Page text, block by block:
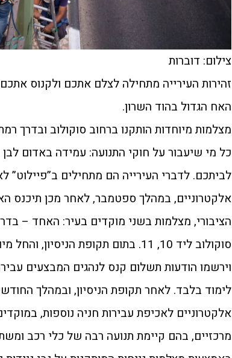
צילום: דוברות
זהירות העירייה מתחילה לצלם אתכם ולקנוס
האח הגדול בהוד השרון.
כל מי שיעבור על חוקי התנועה: עמידה באדום
לביתכם. לדברי העירייה הם מתחילים ב”פיילוט”
אלקטרוניים, במהלך ספטמבר, לאחר מכן תיכנס
וירשמו הודעות תשלום קנס לנהגים המבצעים
לימוד בלבד. לאחר תקופת הניסיון, ובמהלך
אלקטרוניים לאכיפת עבירות חניה נוספות,
מרכזיים, בהם קיימת תנועה רבה של כלי רכב